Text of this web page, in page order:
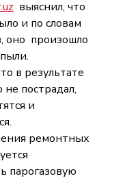
  выяснил, что
и по словам
оно  произошло
в результате
пострадал,
и
ремонтных
парогазовую